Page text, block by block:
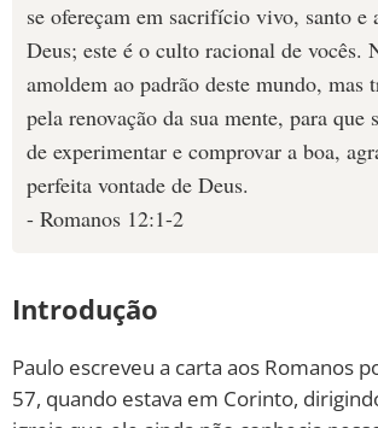
se ofereçam em sacrifício vivo, santo e
Deus; este é o culto racional de vocês.
amoldem ao padrão deste mundo, mas
pela renovação da sua mente, para que
de experimentar e comprovar a boa,
perfeita vontade de Deus.
- Romanos 12:1-2
Introdução
Paulo escreveu a carta aos Romanos
57, quando estava em Corinto,